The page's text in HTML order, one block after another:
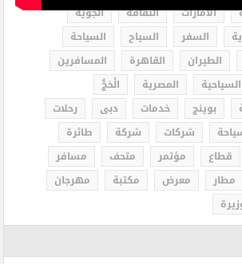
الامارات الثقافة
الجوية
السفر السياح
السياحة
الطيران القاهرة
المسافرين
المصرية
الْحَجُّ
بوينج خدمات دبى
رحلات
شركات شركة
طائرة
قطاع مؤتمر متحف
مسافر
مطار معرض مكتبة
مهرجان